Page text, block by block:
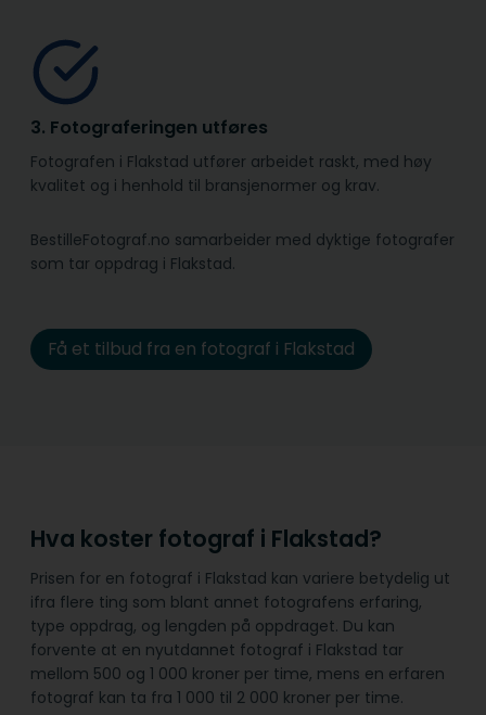
3. Fotograferingen utføres
Fotografen i Flakstad utfører arbeidet raskt, med høy
kvalitet og i henhold til bransje­normer og krav.
BestilleFotograf.no samarbeider med dyktige fotografer
som tar oppdrag i Flakstad.
Få et tilbud fra en fotograf i Flakstad
Hva koster fotograf i Flakstad?
Prisen for en fotograf i Flakstad kan variere betydelig ut
ifra flere ting som blant annet fotografens erfaring,
type oppdrag, og lengden på oppdraget. Du kan
forvente at en nyutdannet fotograf i Flakstad tar
mellom 500 og 1 000 kroner per time, mens en erfaren
fotograf kan ta fra 1 000 til 2 000 kroner per time.